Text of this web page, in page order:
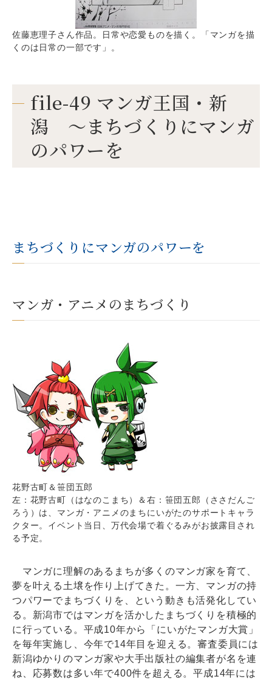
佐藤恵理子さん作品。日常や恋愛ものを描く。「マンガを描
くのは日常の一部です」。
file-49 マンガ王国・新
潟 ～まちづくりにマンガ
のパワーを
まちづくりにマンガのパワーを
マンガ・アニメのまちづくり
花野古町＆笹団五郎
左：花野古町（はなのこまち）＆右：笹団五郎（ささだんご
ろう）は、マンガ・アニメのまちにいがたのサポートキャラ
クター。イベント当日、万代会場で着ぐるみがお披露目され
る予定。
マンガに理解のあるまちが多くのマンガ家を育て、
夢を叶える土壌を作り上げてきた。一方、マンガの持
つパワーでまちづくりを、という動きも活発化してい
る。新潟市ではマンガを活かしたまちづくりを積極的
に行っている。平成10年から「にいがたマンガ大賞」
を毎年実施し、今年で14年目を迎える。審査委員には
新潟ゆかりのマンガ家や大手出版社の編集者が名を連
ね、応募数は多い年で400件を超える。平成14年には